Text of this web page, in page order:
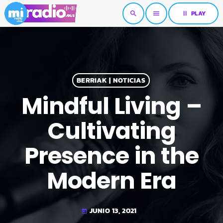
search menu pause PLAY
BERRIAK | NOTICIAS
Mindful Living –
Cultivating
Presence in the
Modern Era
today JUNIO 13, 2021